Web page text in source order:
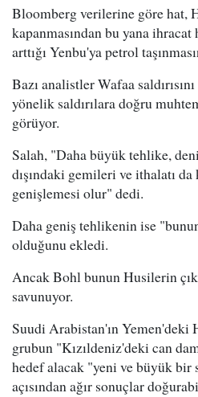
Bloomberg verilerine göre hat,
kapanmasından bu yana
arttığı Yenbu'ya petrol
Bazı analistler Wafaa
yönelik saldırılara doğru
görüyor.
Salah, "Daha büyük tehlike,
dışındaki gemileri ve ithalatı
genişlemesi olur" dedi.
Daha geniş tehlikenin ise
olduğunu ekledi.
Ancak Bohl bunun Husilerin
savunuyor.
Suudi Arabistan'ın Yemen'deki
grubun "Kızıldeniz'deki can
hedef alacak "yeni ve büyük bir
açısından ağır sonuçlar